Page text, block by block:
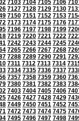
7103 7104 7105 7106
7127 7128 7129 7130
7150 7151 7152 7153
7173 7174 7175 7176
7196 7197 7198 7199
7219 7220 7221 7222
7242 7243 7244 7245
7265 7266 7267 7268
7288 7289 7290 7291
7311 7312 7313 7314
7334 7335 7336 7337
7357 7358 7359 7360
7380 7381 7382 7383
7403 7404 7405 7406
7426 7427 7428 7429
7449 7450 7451 7452
7472 7473 7474 7475
7495 7496 7497 7498